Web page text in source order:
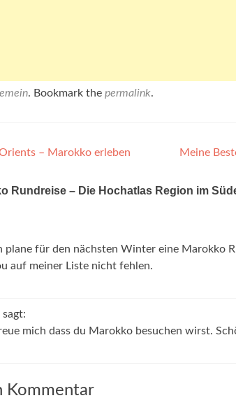
. Bookmark the permalink.
– Marokko erleben Meine
Rundreise – Die Hochatlas Region im
plane für den nächsten Winter eine Marokko
auf meiner Liste nicht fehlen.
sagt:
mich dass du Marokko besuchen wirst.
Kommentar